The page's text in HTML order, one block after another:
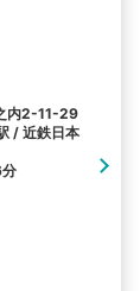
内2-11-29
/ 近鉄日本